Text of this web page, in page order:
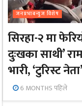
जनप्रभाबन्युज विशेष
सिरहा-२ मा
दुःखका साथी’
भारी, ‘टुरिस्ट
6 MONTHS पहिले